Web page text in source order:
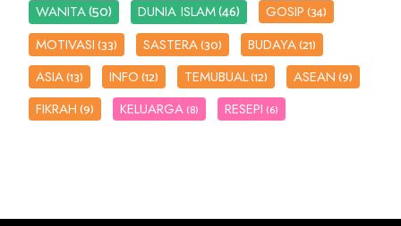
WANITA(50) DUNIA ISLAM(46) GOSIP(34)
MOTIVASI(33) SASTERA(30) BUDAYA(21)
ASIA(13) INFO(12) TEMUBUAL(12) ASEAN(9)
FIKRAH(9) KELUARGA (8) RESEPI (6)